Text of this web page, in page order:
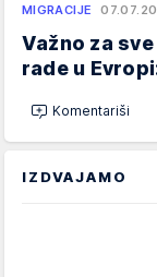
MIGRACIJE
Važno za
rade u
Komentariši
IZDVAJAMO